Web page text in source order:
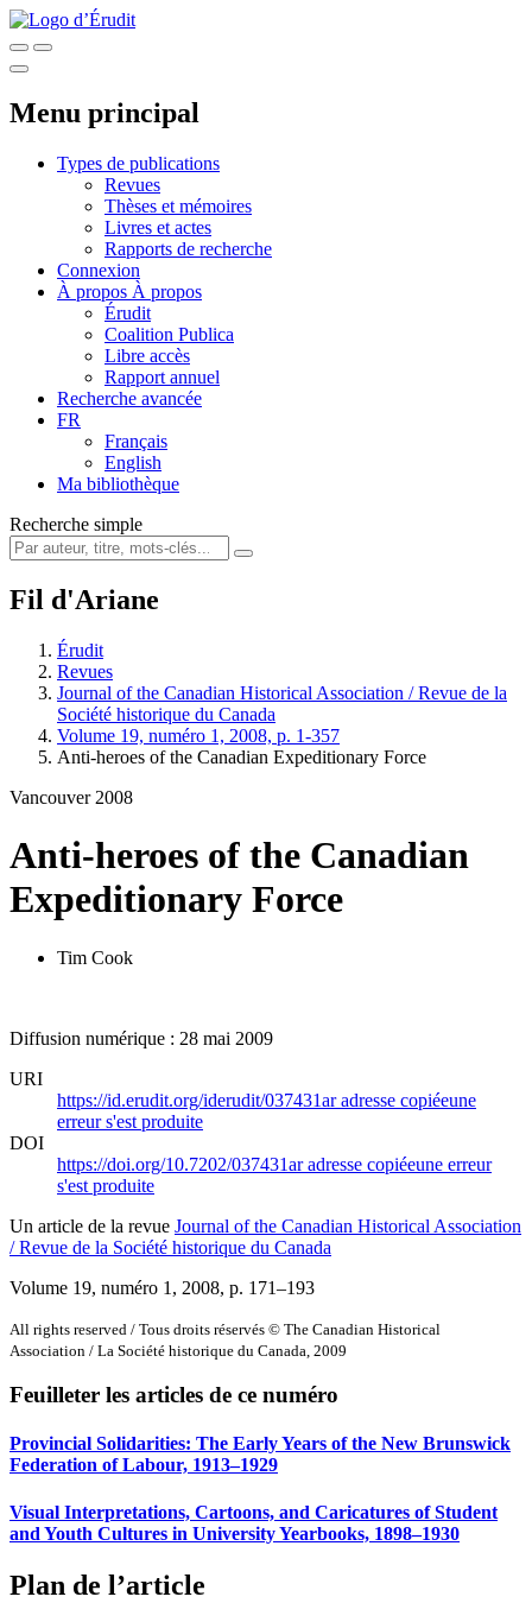
Menu principal
Types de publications
Revues
Thèses et mémoires
Livres et actes
Rapports de recherche
Connexion
À propos À propos
Érudit
Coalition Publica
Libre accès
Rapport annuel
Recherche avancée
FR
Français
English
Ma bibliothèque
Recherche simple
Fil d'Ariane
Érudit
Revues
Journal of the Canadian Historical Association / Revue de la
Société historique du Canada
Volume 19, numéro 1, 2008, p. 1-357
Anti-heroes of the Canadian Expeditionary Force
Vancouver 2008
Anti-heroes of the Canadian
Expeditionary Force
Tim Cook
Diffusion numérique : 28 mai 2009
URI
https://id.erudit.org/iderudit/037431aradresse copiéeune
erreur s'est produite
DOI
https://doi.org/10.7202/037431aradresse copiéeune erreur
s'est produite
Un article de la revue Journal of the Canadian Historical Association
/ Revue de la Société historique du Canada
Volume 19, numéro 1, 2008, p. 171–193
All rights reserved / Tous droits réservés © The Canadian Historical
Association / La Société historique du Canada, 2009
Feuilleter les articles de ce numéro
Provincial Solidarities: The Early Years of the New Brunswick
Federation of Labour, 1913–1929
Visual Interpretations, Cartoons, and Caricatures of Student
and Youth Cultures in University Yearbooks, 1898–1930
Plan de l’article